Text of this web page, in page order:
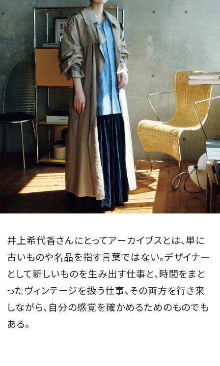
MAGAZINE
SPUR 2026 JULY
2026年9月号
2026-07-23発売
最新号を試し読み
井上希代香さんにとってアーカイブスとは、単に
古いものや名品を指す言葉ではない。デザイナー
として新しいものを生み出す仕事と、時間をまと
ったヴィンテージを扱う仕事、その両方を行き来
しながら、自分の感覚を確かめるためのものでも
ある。